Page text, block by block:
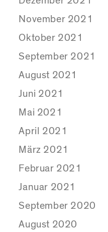
November 2021
Oktober 2021
September 2021
August 2021
Juni 2021
Mai 2021
April 2021
März 2021
Februar 2021
Januar 2021
September 2020
August 2020